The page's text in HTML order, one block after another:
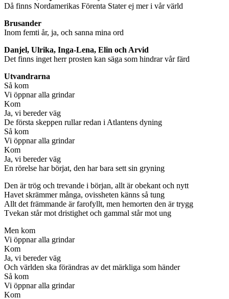
Då finns Nordamerikas Förenta Stater ej mer i vår värld
Brusander
Inom femti år, ja, och sanna mina ord
Danjel, Ulrika, Inga-Lena, Elin och Arvid
Det finns inget herr prosten kan säga som hindrar vår färd
Utvandrarna
Så kom
Vi öppnar alla grindar
Kom
Ja, vi bereder väg
De första skeppen rullar redan i Atlantens dyning
Så kom
Vi öppnar alla grindar
Kom
Ja, vi bereder väg
En rörelse har börjat, den har bara sett sin gryning
Den är trög och trevande i början, allt är obekant och nytt
Havet skrämmer många, ovissheten känns så tung
Allt det främmande är farofyllt, men hemorten den är trygg
Tvekan står mot dristighet och gammal står mot ung
Men kom
Vi öppnar alla grindar
Kom
Ja, vi bereder väg
Och världen ska förändras av det märkliga som händer
Så kom
Vi öppnar alla grindar
Kom